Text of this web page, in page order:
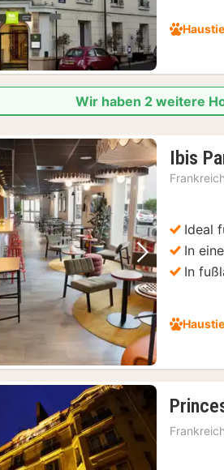
Wir haben 2 weitere
Bild Nächstes
Ibis
Frankreich
Ideal
In
In
Frankreich